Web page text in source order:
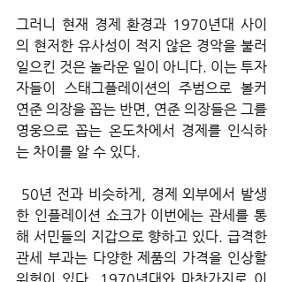
그러니 현재 경제 환경과 1970년대 사이
의 현저한 유사성이 적지 않은 경악을 불러
일으킨 것은 놀라운 일이 아니다. 이는 투자
자들이 스태그플레이션의 주범으로 볼커
연준 의장을 꼽는 반면, 연준 의장들은 그를
영웅으로 꼽는 온도차에서 경제를 인식하
는 차이를 알 수 있다.
한 인플레이션 쇼크가 이번에는 관세를 통
해 서민들의 지갑으로 향하고 있다. 급격한
관세 부과는 다양한 제품의 가격을 인상할